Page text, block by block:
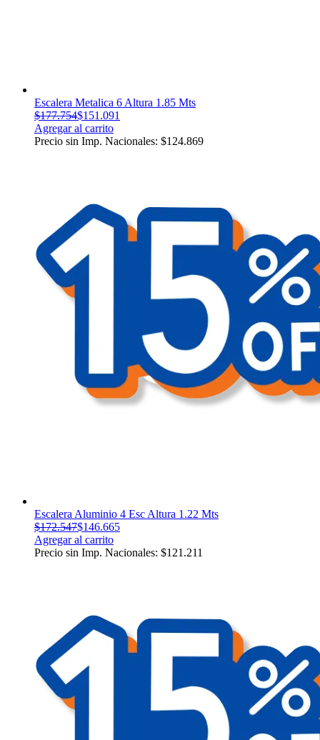
Escalera Metalica 6 Altura 1.85 Mts
$177.754$151.091
Agregar al carrito
Precio sin Imp. Nacionales: $124.869
Escalera Aluminio 4 Esc Altura 1.22 Mts
$172.547$146.665
Agregar al carrito
Precio sin Imp. Nacionales: $121.211